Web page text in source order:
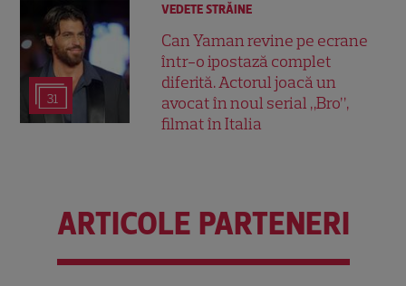
31
VEDETE STRĂINE
Can Yaman revine pe ecrane
într-o ipostază complet
diferită. Actorul joacă un
avocat în noul serial „Bro”,
filmat în Italia
ARTICOLE PARTENERI